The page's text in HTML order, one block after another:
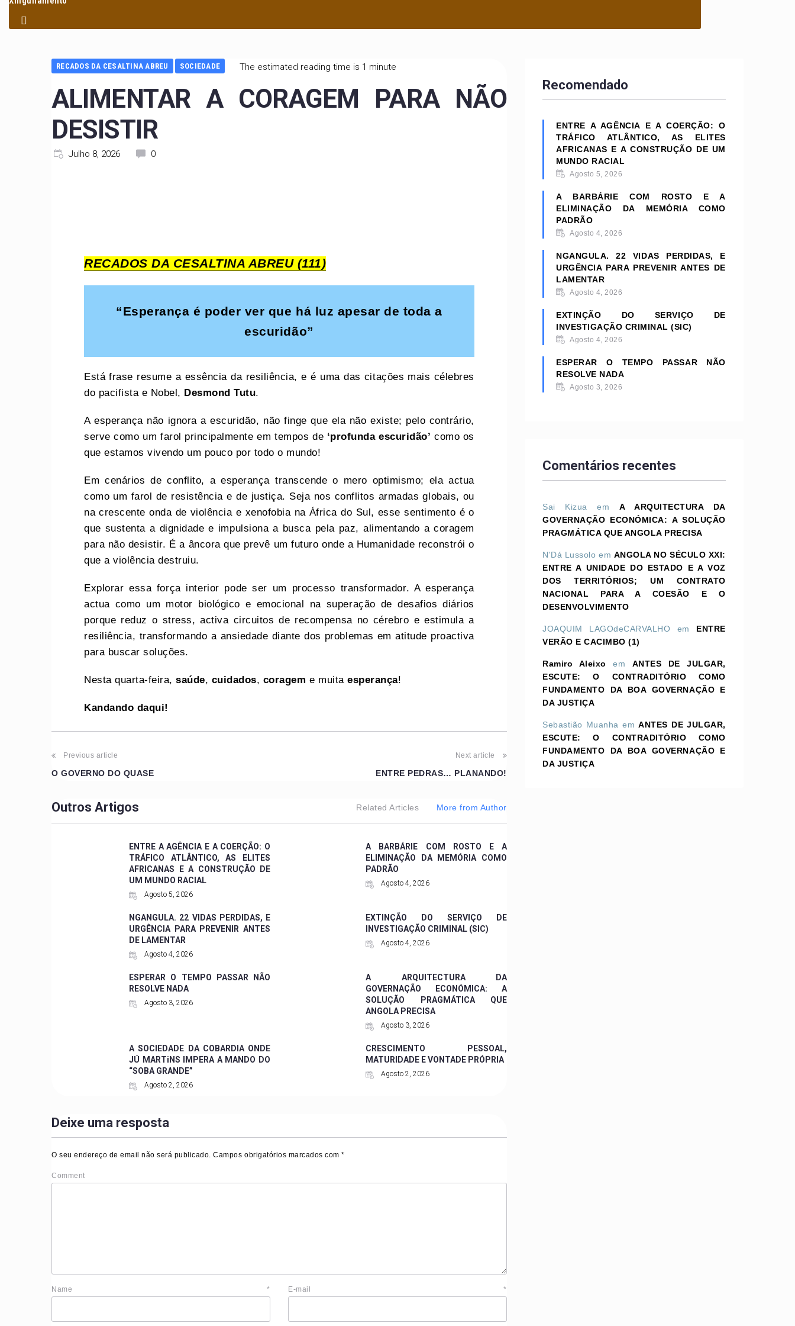
RECADOS DA CESALTINA ABREU SOCIEDADE The estimated reading time is 1 minute
ALIMENTAR A CORAGEM PARA NÃO
DESISTIR
Julho 8, 2026 0
RECADOS DA CESALTINA ABREU (111)
“Esperança é poder ver que há luz apesar de toda a
escuridão”
Está frase resume a essência da resiliência, e é uma das citações mais célebres
do pacifista e Nobel, Desmond Tutu.
A esperança não ignora a escuridão, não finge que ela não existe; pelo contrário,
serve como um farol principalmente em tempos de ‘profunda escuridão’como os
que estamos vivendo um pouco por todo o mundo!
Em cenários de conflito, a esperança transcende o mero optimismo; ela actua
como um farol de resistência e de justiça. Seja nos conflitos armadas globais, ou
na crescente onda de violência e xenofobia na África do Sul, esse sentimento é o
que sustenta a dignidade e impulsiona a busca pela paz, alimentando a coragem
para não desistir. É a âncora que prevê um futuro onde a Humanidade reconstrói o
que a violência destruiu.
Explorar essa força interior pode ser um processo transformador. A esperança
actua como um motor biológico e emocional na superação de desafios diários
porque reduz o stress, activa circuitos de recompensa no cérebro e estimula a
resiliência, transformando a ansiedade diante dos problemas em atitude proactiva
para buscar soluções.
Nesta quarta-feira,saúde, cuidados, coragem e muitaesperança!
Kandando daqui!
Post
navigation
Previous article
O GOVERNO DO QUASE
Next article
ENTRE PEDRAS… PLANANDO!
Outros Artigos Related Articles More from Author
ENTRE A AGÊNCIA E A COERÇÃO: O
TRÁFICO ATLÂNTICO, AS ELITES
AFRICANAS E A CONSTRUÇÃO DE
UM MUNDO RACIAL
Agosto 5, 2026
A BARBÁRIE COM ROSTO E A
ELIMINAÇÃO DA MEMÓRIA COMO
PADRÃO
Agosto 4, 2026
NGANGULA. 22 VIDAS PERDIDAS, E
URGÊNCIA PARA PREVENIR ANTES
DE LAMENTAR
Agosto 4, 2026
EXTINÇÃO DO SERVIÇO DE
INVESTIGAÇÃO CRIMINAL (SIC)
Agosto 4, 2026
ESPERAR O TEMPO PASSAR NÃO
RESOLVE NADA
Agosto 3, 2026
A ARQUITECTURA DA
GOVERNAÇÃO ECONÓMICA: A
SOLUÇÃO PRAGMÁTICA QUE
ANGOLA PRECISA
Agosto 3, 2026
A SOCIEDADE DA COBARDIA ONDE
JÚ MARTiNS IMPERA A MANDO DO
“SOBA GRANDE”
Agosto 2, 2026
CRESCIMENTO PESSOAL,
MATURIDADE E VONTADE PRÓPRIA
Agosto 2, 2026
Deixe uma resposta
O seu endereço de email não será publicado. Campos obrigatórios marcados com*
Comment
Name* E-mail*
Recomendado
ENTRE A AGÊNCIA E A COERÇÃO: O
TRÁFICO ATLÂNTICO, AS ELITES
AFRICANAS E A CONSTRUÇÃO DE UM
MUNDO RACIAL
Agosto 5, 2026
A BARBÁRIE COM ROSTO E A
ELIMINAÇÃO DA MEMÓRIA COMO
PADRÃO
Agosto 4, 2026
NGANGULA. 22 VIDAS PERDIDAS, E
URGÊNCIA PARA PREVENIR ANTES DE
LAMENTAR
Agosto 4, 2026
EXTINÇÃO DO SERVIÇO DE
INVESTIGAÇÃO CRIMINAL (SIC)
Agosto 4, 2026
ESPERAR O TEMPO PASSAR NÃO
RESOLVE NADA
Agosto 3, 2026
Comentários recentes
Sai Kizua emA ARQUITECTURA DA
GOVERNAÇÃO ECONÓMICA: A SOLUÇÃO
PRAGMÁTICA QUE ANGOLA PRECISA
N'Dá Lussolo em ANGOLA NO SÉCULO XXI:
ENTRE A UNIDADE DO ESTADO E A VOZ
DOS TERRITÓRIOS; UM CONTRATO
NACIONAL PARA A COESÃO E O
DESENVOLVIMENTO
JOAQUIM LAGOdeCARVALHO em ENTRE
VERÃO E CACIMBO (1)
Ramiro Aleixo em ANTES DE JULGAR,
ESCUTE: O CONTRADITÓRIO COMO
FUNDAMENTO DA BOA GOVERNAÇÃO E
DA JUSTIÇA
Sebastião Muanha emANTES DE JULGAR,
ESCUTE: O CONTRADITÓRIO COMO
FUNDAMENTO DA BOA GOVERNAÇÃO E
DA JUSTIÇA